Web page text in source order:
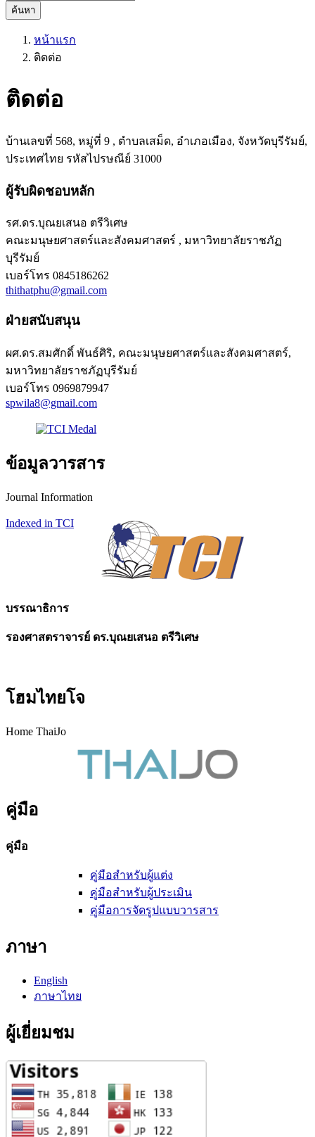
ค้นหา
หน้าแรก
ติดต่อ
ติดต่อ
บ้านเลขที่ 568, หมู่ที่ 9 , ตำบลเสม็ด, อำเภอเมือง, จังหวัดบุรีรัมย์,
ประเทศไทย รหัสไปรษณีย์ 31000
ผู้รับผิดชอบหลัก
รศ.ดร.บุณยเสนอ ตรีวิเศษ
คณะมนุษยศาสตร์และสังคมศาสตร์ , มหาวิทยาลัยราชภัฏ
บุรีรัมย์
เบอร์โทร 0845186262
thithatphu@gmail.com
ฝ่ายสนับสนุน
ผศ.ดร.สมศักดิ์ พันธ์ศิริ, คณะมนุษยศาสตร์และสังคมศาสตร์,
มหาวิทยาลัยราชภัฏบุรีรัมย์
เบอร์โทร 0969879947
spwila8@gmail.com
ข้อมูลวารสาร
Journal Information
Indexed in TCI
บรรณาธิการ
รองศาสตราจารย์ ดร.บุณยเสนอ ตรีวิเศษ
โฮมไทยโจ
Home ThaiJo
คู่มือ
คู่มือ
คู่มือสำหรับผู้แต่ง
คู่มือสำหรับผู้ประเมิน
คู่มือการจัดรูปแบบวารสาร
ภาษา
English
ภาษาไทย
ผู้เยี่ยมชม